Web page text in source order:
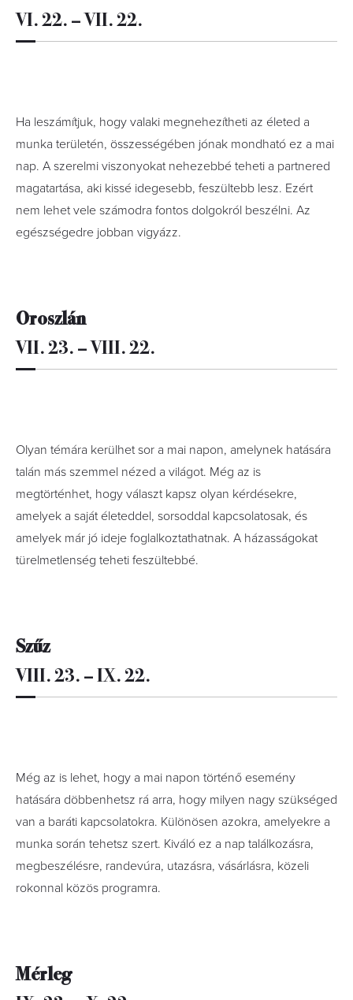
VI. 22. – VII. 22.
Ha leszámítjuk, hogy valaki megnehezítheti az életed a
munka területén, összességében jónak mondható ez a mai
nap. A szerelmi viszonyokat nehezebbé teheti a partnered
magatartása, aki kissé idegesebb, feszültebb lesz. Ezért
nem lehet vele számodra fontos dolgokról beszélni. Az
egészségedre jobban vigyázz.
Oroszlán
VII. 23. – VIII. 22.
Olyan témára kerülhet sor a mai napon, amelynek hatására
talán más szemmel nézed a világot. Még az is
megtörténhet, hogy választ kapsz olyan kérdésekre,
amelyek a saját életeddel, sorsoddal kapcsolatosak, és
amelyek már jó ideje foglalkoztathatnak. A házasságokat
türelmetlenség teheti feszültebbé.
Szűz
VIII. 23. – IX. 22.
Még az is lehet, hogy a mai napon történő esemény
hatására döbbenhetsz rá arra, hogy milyen nagy szükséged
van a baráti kapcsolatokra. Különösen azokra, amelyekre a
munka során tehetsz szert. Kiváló ez a nap találkozásra,
megbeszélésre, randevúra, utazásra, vásárlásra, közeli
rokonnal közös programra.
Mérleg